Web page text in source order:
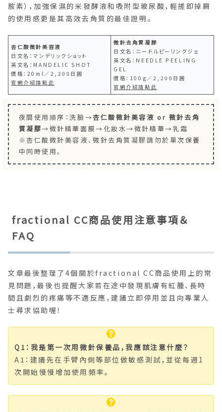
胺素），加強保濕的米發酵液和吸附型玻尿酸，輕搓即掉屑
的使用感更是其高效去角質的最佳證明。
杏仁酸微針美容液
日文名：マンデリックショット
英文名：MANDELIC SHOT
價格：20ml／2,200日圓
官網介紹請點此
微針去角質凝膠
日文名：ニードルピーリングジェ
英文名：NEEDLE PEELING
GEL
價格：100g／2,200日圓
官網介紹請點此
夜間使用順序：洗臉→杏仁酸微針美容液 or 微針去角
質凝膠→微針精華面膜→化妝水→微針精華→乳霜
※杏仁酸微針美容液、微針去角質凝膠請勿於單次保養
中同時使用。
fractional CC商品使用注意事項＆
FAQ
文章最後整理了4個關於fractional CC商品使用上的常
見問題，最後也提醒大家若在途中發現肌膚有紅腫、長時
間且劇烈的疼痛等不適反應，建議立即停用並且向專業人
士尋求協助喔！
Q1：我是第一次用微針保養品，我應該注意什麼？
A1：建議先在手臂內側等部位做敏感測試，並從每週1
次開始慢慢增加使用頻率。